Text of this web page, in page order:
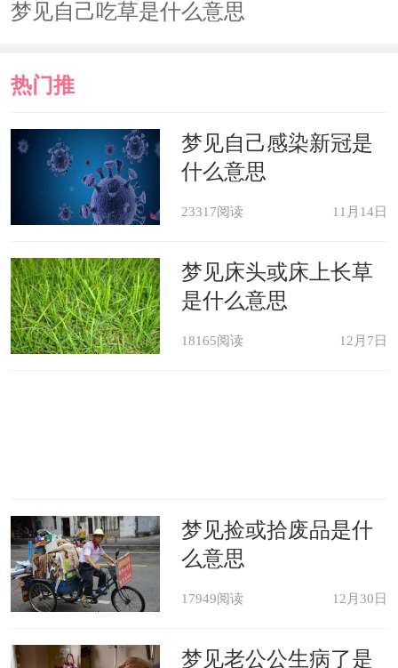
梦见自己吃草是什么意思
热门推
荐
梦见自己感染新冠是
什么意思
23317阅读 11月14日
梦见床头或床上长草
是什么意思
18165阅读 12月7日
梦见捡或拾废品是什
么意思
17949阅读 12月30日
梦见老公公生病了是